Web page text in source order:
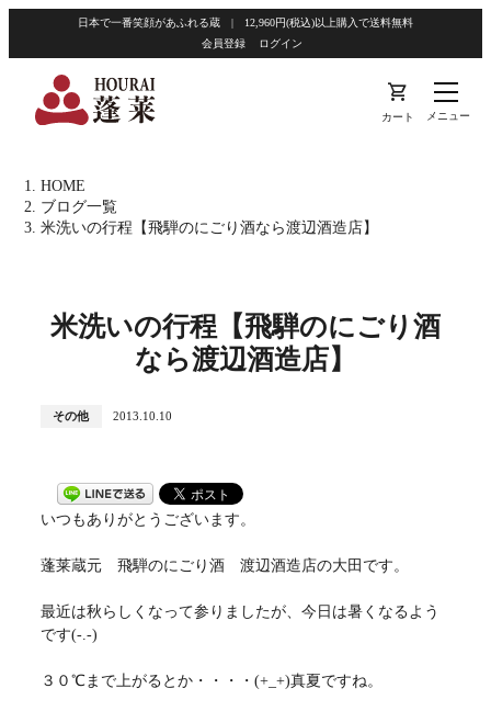
日本で一番笑顔があふれる蔵 | 12,960円(税込)以上購入で送料無料
会員登録
ログイン
shopping_cart
カート メニュー
HOME
ブログ一覧
米洗いの行程【飛騨のにごり酒なら渡辺酒造店】
米洗いの行程【飛騨のにごり酒
なら渡辺酒造店】
その他 2013.10.10
いつもありがとうございます。
蓬莱蔵元 飛騨のにごり酒 渡辺酒造店の大田です。
最近は秋らしくなって参りましたが、今日は暑くなるよう
です(-.-)
３０℃まで上がるとか・・・・(+_+)真夏ですね。